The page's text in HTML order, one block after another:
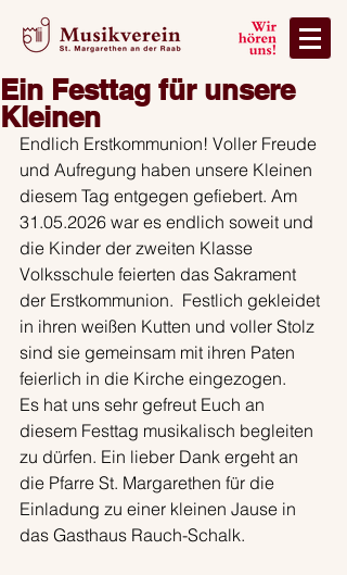
Ein Festtag für unsere
Kleinen
Endlich Erstkommunion! Voller Freude
und Aufregung haben unsere Kleinen
diesem Tag entgegen gefiebert. Am
31.05.2026 war es endlich soweit und
die Kinder der zweiten Klasse
Volksschule feierten das Sakrament
der Erstkommunion.  Festlich gekleidet
in ihren weißen Kutten und voller Stolz
sind sie gemeinsam mit ihren Paten
feierlich in die Kirche eingezogen.
Es hat uns sehr gefreut Euch an
diesem Festtag musikalisch begleiten
zu dürfen. Ein lieber Dank ergeht an
die Pfarre St. Margarethen für die
Einladung zu einer kleinen Jause in
das Gasthaus Rauch-Schalk.